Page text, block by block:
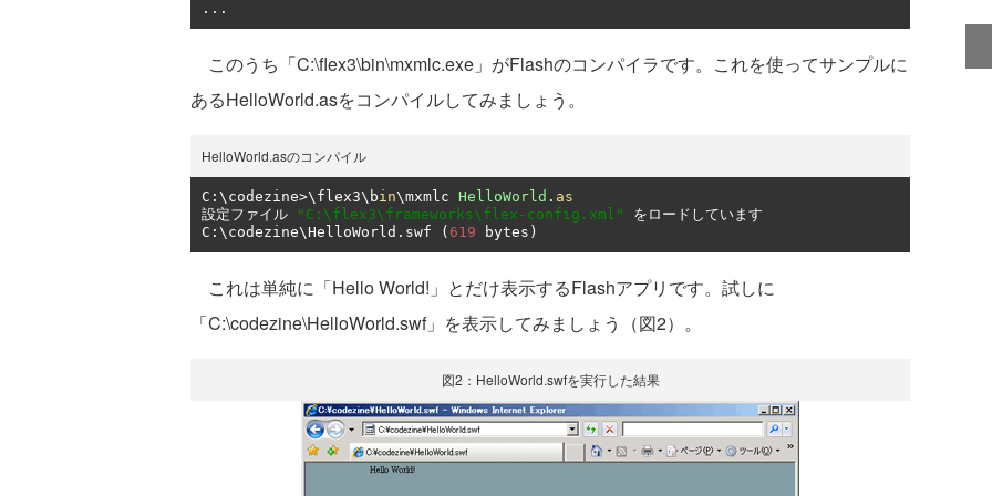
...
このうち「C:\flex3\bin\mxmlc.exe」がFlashのコンパイラです。これを使ってサンプルに
あるHelloWorld.asをコンパイルしてみましょう。
HelloWorld.asのコンパイル
C : \codezine>\flex3\bin\mxmlc HelloWorld . as
設定ファイル
"C:\flex3\frameworks\flex-config.xml"
をロードしています
C : \codezine\HelloWorld . swf ( 619 bytes )
これは単純に「Hello World!」とだけ表示するFlashアプリです。試しに
「C:\codezine\HelloWorld.swf」を表示してみましょう（図2）。
図2：HelloWorld.swfを実行した結果